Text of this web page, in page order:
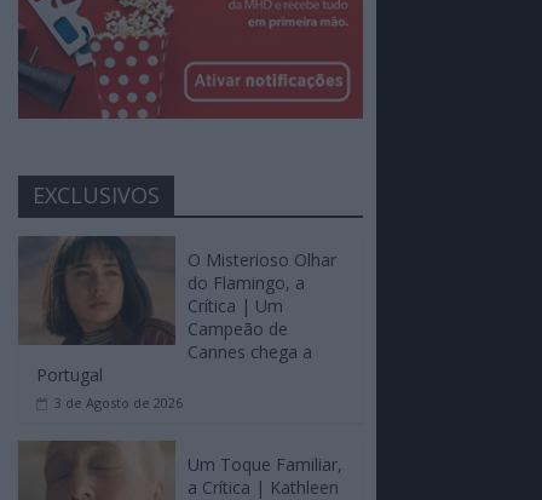
EXCLUSIVOS
O Misterioso Olhar
do Flamingo, a
Crítica | Um
Campeão de
Cannes chega a
Portugal
3 de Agosto de 2026
Um Toque Familiar,
a Crítica | Kathleen